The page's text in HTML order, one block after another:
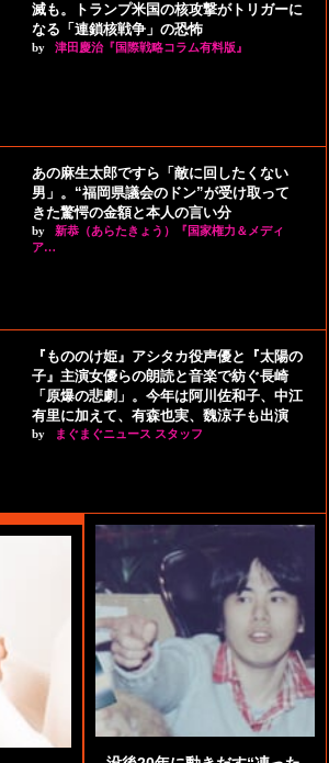
滅も。トランプ米国の核攻撃がトリガーに
なる「連鎖核戦争」の恐怖
by 津田慶治『国際戦略コラム有料版』
あの麻生太郎ですら「敵に回したくない
男」。“福岡県議会のドン”が受け取って
きた驚愕の金額と本人の言い分
by
新恭（あらたきょう）『国家権力＆メディ
ア…
『もののけ姫』アシタカ役声優と『太陽の
子』主演女優らの朗読と音楽で紡ぐ長崎
「原爆の悲劇」。今年は阿川佐和子、中江
有里に加えて、有森也実、魏涼子も出演
by まぐまぐニュース スタッフ